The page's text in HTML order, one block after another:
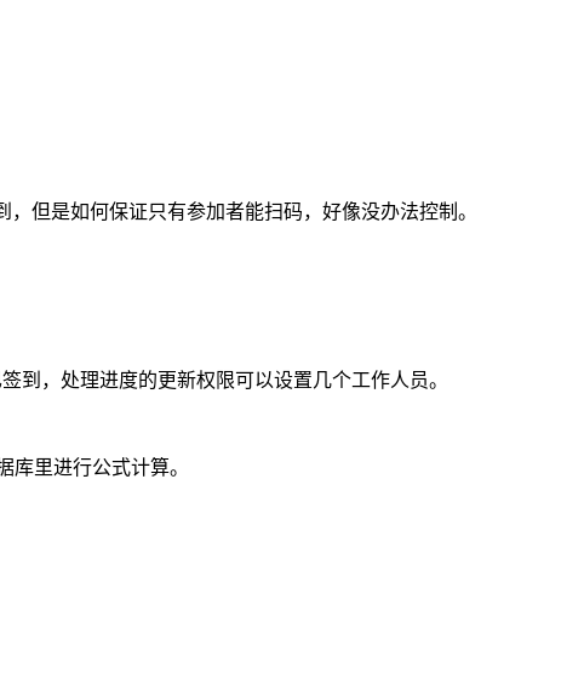
但是如何保证只有参加者能扫码，好像没办法控制。
到，处理进度的更新权限可以设置几个工作人员。
里进行公式计算。